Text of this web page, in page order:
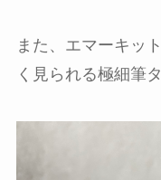
また、エマーキッ
く見られる極細筆